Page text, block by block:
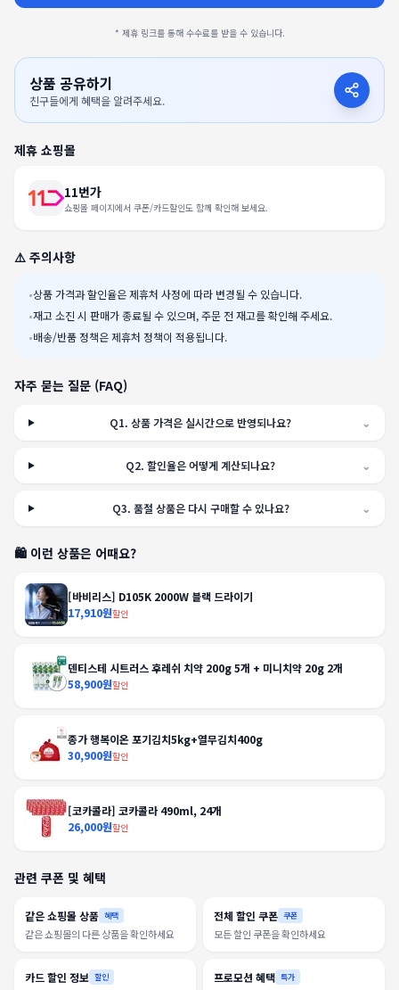
* 제휴 링크를 통해 수수료를 받을 수 있습니다.
상품 공유하기
친구들에게 혜택을 알려주세요.
제휴 쇼핑몰
11번가
쇼핑몰 페이지에서 쿠폰/카드할인도 함께 확인해 보세요.
⚠️ 주의사항
•상품 가격과 할인율은 제휴처 사정에 따라 변경될 수 있습니다.
•재고 소진 시 판매가 종료될 수 있으며, 주문 전 재고를 확인해 주세요.
•배송/반품 정책은 제휴처 정책이 적용됩니다.
자주 묻는 질문 (FAQ)
Q1.상품 가격은 실시간으로 반영되나요? ⌄
Q2.할인율은 어떻게 계산되나요? ⌄
Q3. 품절 상품은 다시 구매할 수 있나요? ⌄
🛍️ 이런 상품은 어때요?
[바비리스] D105K 2000W 블랙 드라이기
17,910원할인
덴티스테 시트러스 후레쉬 치약 200g 5개 + 미니치약 20g 2개
58,900원할인
종가 행복이온 포기김치5kg+열무김치400g
30,900원할인
[코카콜라] 코카콜라 490ml, 24개
26,000원할인
관련 쿠폰 및 혜택
같은 쇼핑몰 상품 혜택
같은 쇼핑몰의 다른 상품을 확인하세요
전체 할인 쿠폰 쿠폰
모든 할인 쿠폰을 확인하세요
카드 할인 정보 할인 프로모션 혜택 특가